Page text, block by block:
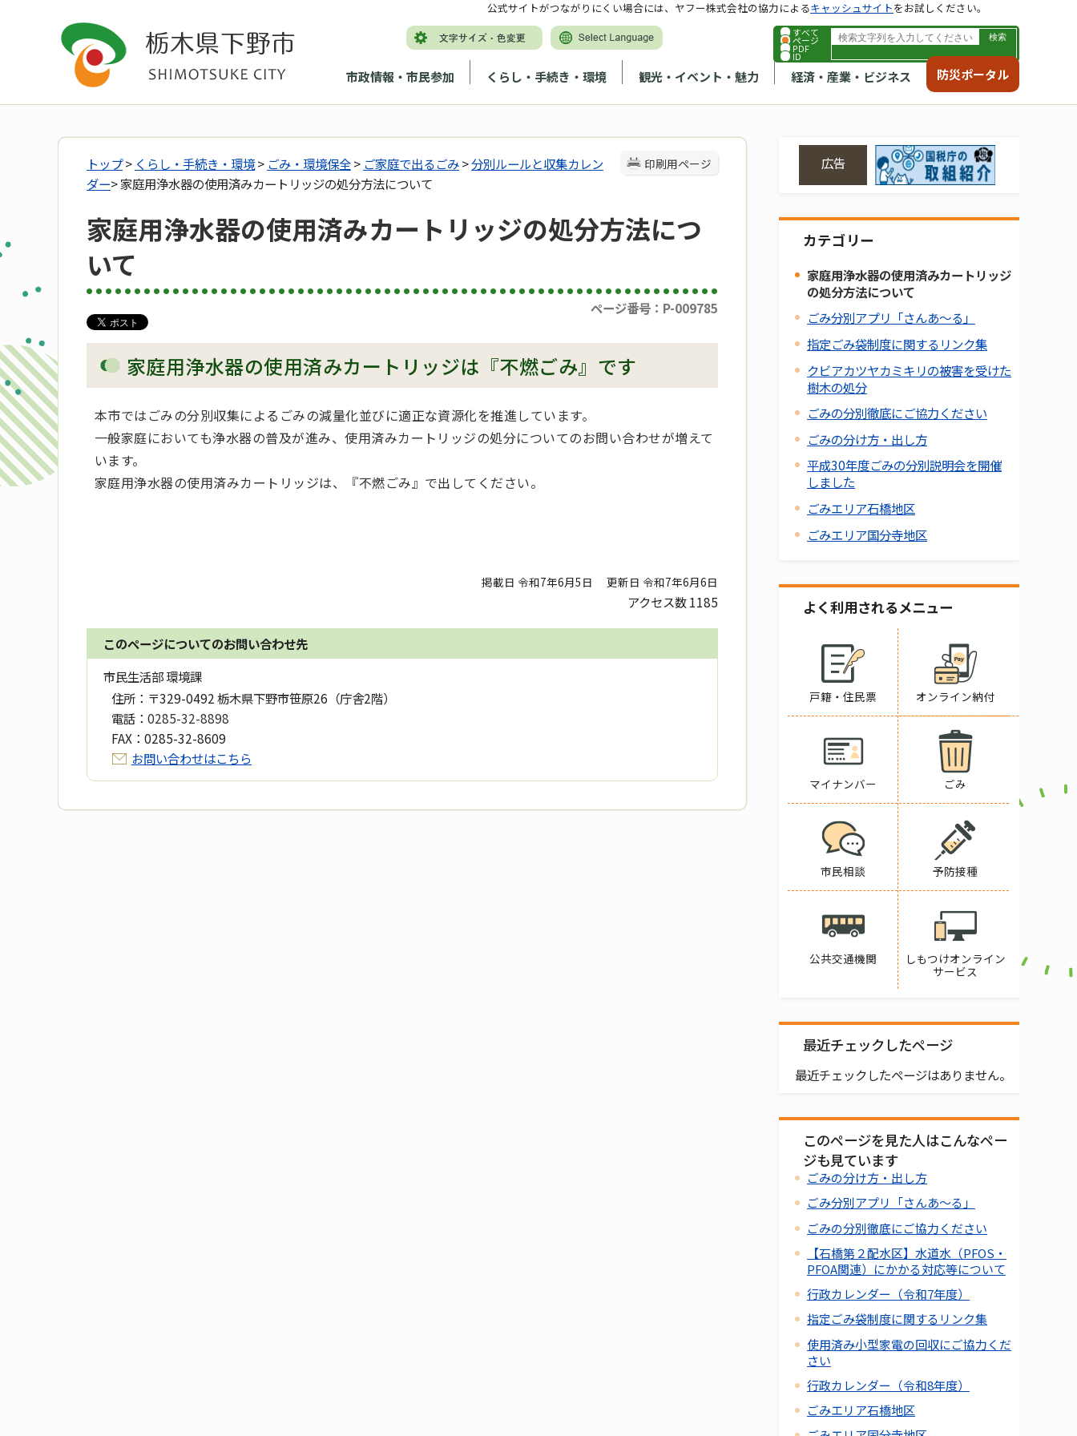
すべて
ページ
PDF
ID
市政情報・市民参加 くらし・手続き・環境 観光・イベント・魅力 経済・産業・ビジネス 防災ポータル
公式サイトがつながりにくい場合には、ヤフー株式会社の協力によるキャッシュサイトをお試しください。
印刷用ページ
トップ> くらし・手続き・環境> ごみ・環境保全> ご家庭で出るごみ>分別ルールと収集カレン
ダー> 家庭用浄水器の使用済みカートリッジの処分方法について
家庭用浄水器の使用済みカートリッジの処分方法につ
いて
ページ番号：P-009785
家庭用浄水器の使用済みカートリッジは『不燃ごみ』です
本市ではごみの分別収集によるごみの減量化並びに適正な資源化を推進しています。
一般家庭においても浄水器の普及が進み、使用済みカートリッジの処分についてのお問い合わせが増えて
います。
家庭用浄水器の使用済みカートリッジは、『不燃ごみ』で出してください。
掲載日 令和7年6月5日 更新日 令和7年6月6日
アクセス数1185
このページについてのお問い合わせ先
市民生活部 環境課
住所： 〒329-0492 栃木県下野市笹原26（庁舎2階）
電話： 0285-32-8898
FAX： 0285-32-8609
お問い合わせはこちら
広告
カテゴリー
家庭用浄水器の使用済みカートリッジ
の処分方法について
ごみ分別アプリ「さんあ～る」
指定ごみ袋制度に関するリンク集
クビアカツヤカミキリの被害を受けた
樹木の処分
ごみの分別徹底にご協力ください
ごみの分け方・出し方
平成30年度ごみの分別説明会を開催
しました
ごみエリア石橋地区
ごみエリア国分寺地区
よく利用されるメニュー
戸籍・住民票 オンライン納付
マイナンバー ごみ
市民相談 予防接種
公共交通機関
しもつけオンライン
サービス
最近チェックしたページ
最近チェックしたページはありません。
このページを見た人はこんなペー
ジも見ています
ごみの分け方・出し方
ごみ分別アプリ「さんあ～る」
ごみの分別徹底にご協力ください
【石橋第２配水区】水道水（PFOS・
PFOA関連）にかかる対応等について
行政カレンダー（令和7年度）
指定ごみ袋制度に関するリンク集
使用済み小型家電の回収にご協力くだ
さい
行政カレンダー（令和8年度）
ごみエリア石橋地区